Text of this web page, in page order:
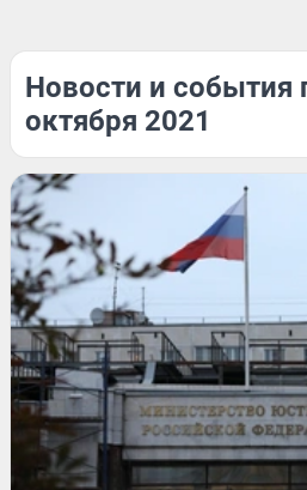
Новости и события
октября 2021